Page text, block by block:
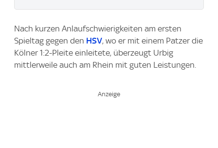
Nach kurzen Anlaufschwierigkeiten am ersten
Spieltag gegen den HSV, wo er mit einem Patzer die
Kölner 1:2-Pleite einleitete, überzeugt Urbig
mittlerweile auch am Rhein mit guten Leistungen.